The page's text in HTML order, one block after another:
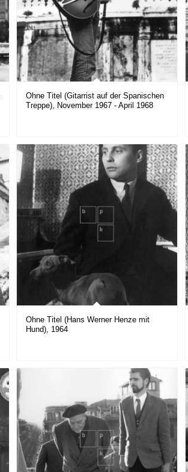
Ohne Titel (Gitarrist auf der Spanischen
Treppe), November 1967 - April 1968
Ohne Titel (Hans Werner Henze mit
Hund), 1964